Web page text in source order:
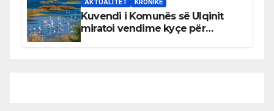
AKTUALITET KRONIKË
Kuvendi i Komunës së Ulqinit
miratoi vendime kyçe për